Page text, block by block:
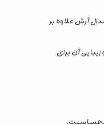
آرش علاوه بر
آن برای